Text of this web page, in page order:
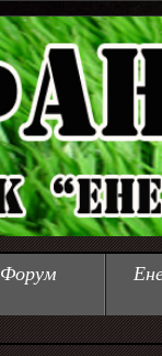
Форум